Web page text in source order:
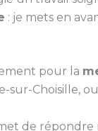
: je mets en
pour la
sur-Choisille,
de répondre